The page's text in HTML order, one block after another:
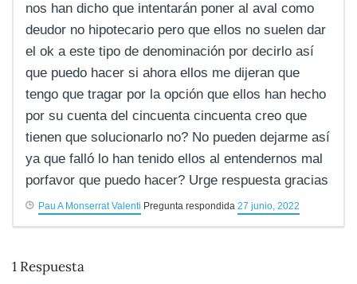
nos han dicho que intentarán poner al aval como
deudor no hipotecario pero que ellos no suelen dar
el ok a este tipo de denominación por decirlo así
que puedo hacer si ahora ellos me dijeran que
tengo que tragar por la opción que ellos han hecho
por su cuenta del cincuenta cincuenta creo que
tienen que solucionarlo no? No pueden dejarme así
ya que falló lo han tenido ellos al entendernos mal
porfavor que puedo hacer? Urge respuesta gracias
Pau A Monserrat Valenti Pregunta respondida 27 junio, 2022
1 Respuesta